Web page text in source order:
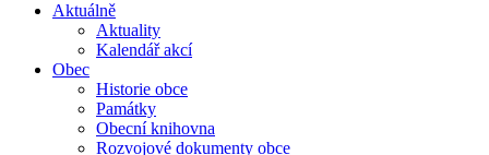
Aktuálně
Aktuality
Kalendář akcí
Obec
Historie obce
Památky
Obecní knihovna
Rozvojové dokumenty obce